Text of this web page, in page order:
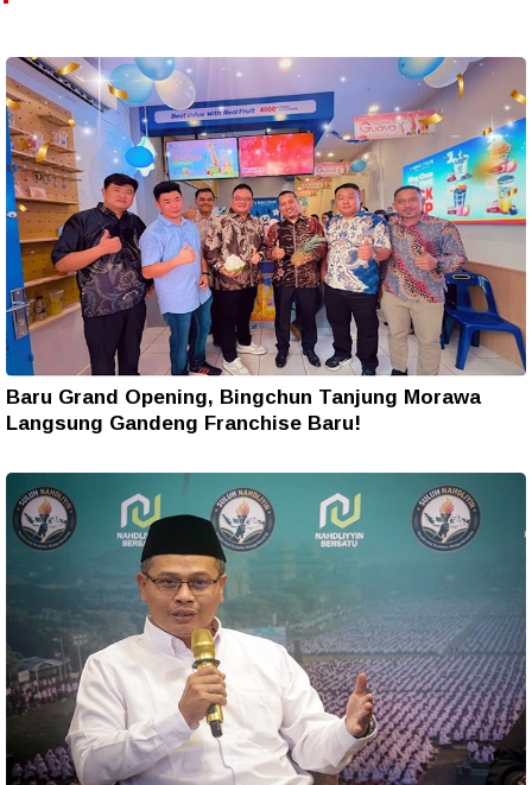
Baru Grand Opening, Bingchun Tanjung Morawa
Langsung Gandeng Franchise Baru!